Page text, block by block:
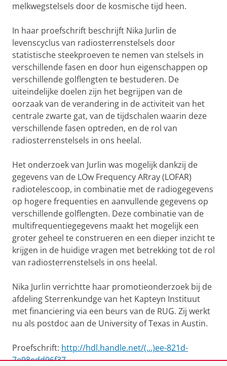
melkwegstelsels door de kosmische tijd heen.
In haar proefschrift beschrijft Nika Jurlin de
levenscyclus van radiosterrenstelsels door
statistische steekproeven te nemen van stelsels in
verschillende fasen en door hun eigenschappen op
verschillende golflengten te bestuderen. De
uiteindelijke doelen zijn het begrijpen van de
oorzaak van de verandering in de activiteit van het
centrale zwarte gat, van de tijdschalen waarin deze
verschillende fasen optreden, en de rol van
radiosterrenstelsels in ons heelal.
Het onderzoek van Jurlin was mogelijk dankzij de
gegevens van de LOw Frequency ARray (LOFAR)
radiotelescoop, in combinatie met de radiogegevens
op hogere frequenties en aanvullende gegevens op
verschillende golflengten. Deze combinatie van de
multifrequentiegegevens maakt het mogelijk een
groter geheel te construeren en een dieper inzicht te
krijgen in de huidige vragen met betrekking tot de rol
van radiosterrenstelsels in ons heelal.
Nika Jurlin verrichtte haar promotieonderzoek bij de
afdeling Sterrenkundge van het Kapteyn Instituut
met financiering via een beurs van de RUG. Zij werkt
nu als postdoc aan de University of Texas in Austin.
Proefschrift: http://hdl.handle.net/(...)ee-821d-
7e98edd96f37